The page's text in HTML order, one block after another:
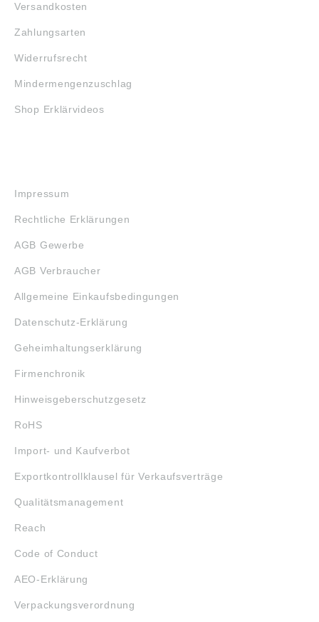
Versandkosten
Zahlungsarten
Widerrufsrecht
Mindermengenzuschlag
Shop Erklärvideos
Impressum
Rechtliche Erklärungen
AGB Gewerbe
AGB Verbraucher
Allgemeine Einkaufsbedingungen
Datenschutz-Erklärung
Geheimhaltungserklärung
Firmenchronik
Hinweisgeberschutzgesetz
RoHS
Import- und Kaufverbot
Exportkontrollklausel für Verkaufsverträge
Qualitätsmanagement
Reach
Code of Conduct
AEO-Erklärung
Verpackungsverordnung